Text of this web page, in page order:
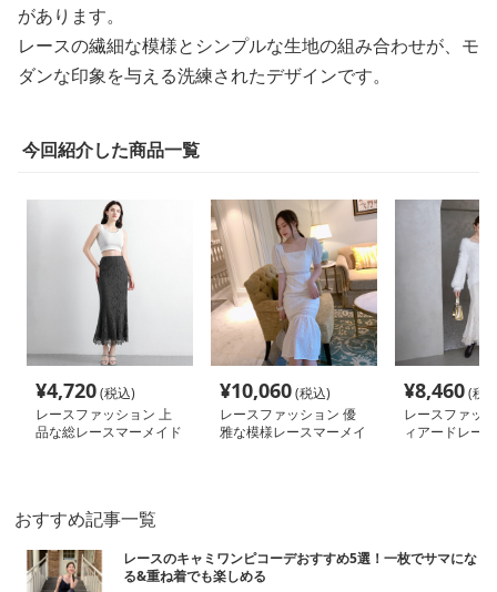
があります。
レースの繊細な模様とシンプルな生地の組み合わせが、モ
ダンな印象を与える洗練されたデザインです。
今回紹介した商品一覧
¥4,720(税込)
レースファッション 上
品な総レースマーメイド
¥10,060(税込)
レースファッション 優
雅な模様レースマーメイ
¥8,460(税
レースファッ
ィアードレー
おすすめ記事一覧
レースのキャミワンピコーデおすすめ5選！一枚でサマにな
る&重ね着でも楽しめる